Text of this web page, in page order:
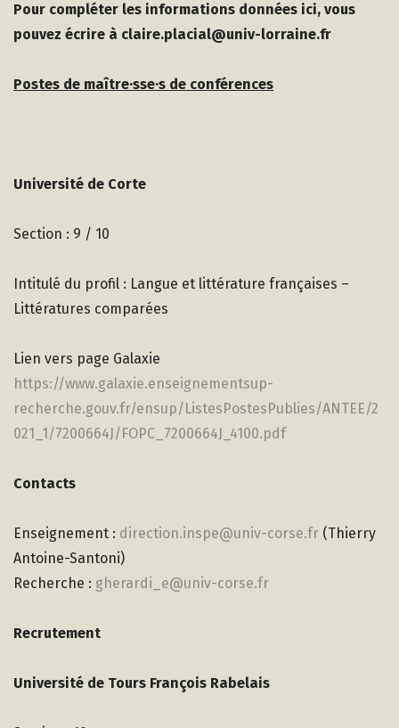
Pour compléter les informations données ici, vous
pouvez écrire à claire.placial@univ-lorraine.fr
Postes de maître·sse·s de conférences
Université de Corte
Section : 9 / 10
Intitulé du profil : Langue et littérature françaises –
Littératures comparées
Lien vers page Galaxie
https://www.galaxie.enseignementsup-
recherche.gouv.fr/ensup/ListesPostesPublies/ANTEE/2
021_1/7200664J/FOPC_7200664J_4100.pdf
Contacts
Enseignement : direction.inspe@univ-corse.fr (Thierry
Antoine-Santoni)
Recherche : gherardi_e@univ-corse.fr
Recrutement
Université de Tours François Rabelais